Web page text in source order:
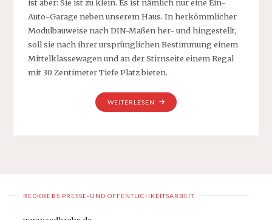
ist aber: Sie ist zu klein. Es ist nämlich nur eine Ein-
Auto-Garage neben unserem Haus. In herkömmlicher
Modulbauweise nach DIN-Maßen her- und hingestellt,
soll sie nach ihrer ursprünglichen Bestimmung einem
Mittelklassewagen und an der Stirnseite einem Regal
mit 30 Zentimeter Tiefe Platz bieten.
WEITERLESEN
„MEIN
HAUS,
GARTEN
REDKREBS PRESSE-UND ÖFFENTLICHKEITSARBEIT